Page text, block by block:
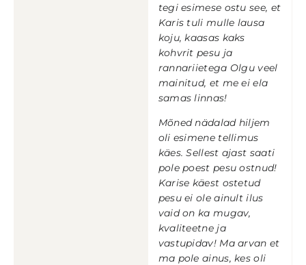
tegi esimese ostu see, et
Karis tuli mulle lausa
koju, kaasas kaks
kohvrit pesu ja
rannariietega Olgu veel
mainitud, et me ei ela
samas linnas!
Mõned nädalad hiljem
oli esimene tellimus
käes. Sellest ajast saati
pole poest pesu ostnud!
Karise käest ostetud
pesu ei ole ainult ilus
vaid on ka mugav,
kvaliteetne ja
vastupidav! Ma arvan et
ma pole ainus, kes oli